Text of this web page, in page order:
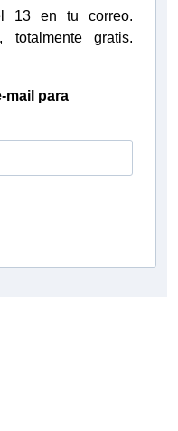
13 en tu correo.
totalmente gratis.
mail para